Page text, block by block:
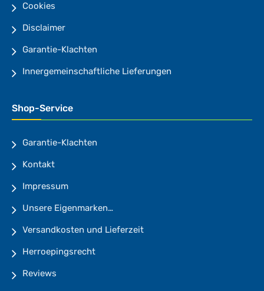
Cookies
Disclaimer
Garantie-Klachten
Innergemeinschaftliche Lieferungen
Shop-Service
Garantie-Klachten
Kontakt
Impressum
Unsere Eigenmarken…
Versandkosten und Lieferzeit
Herroepingsrecht
Reviews